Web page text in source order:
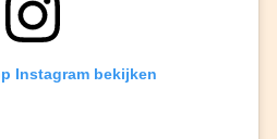
Instagram bekijken